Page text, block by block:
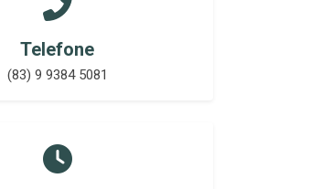
Telefone
(83) 9 9384 5081